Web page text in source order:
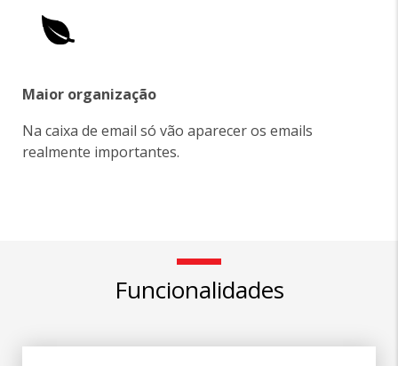
Maior organização
Na caixa de email só vão aparecer os emails
realmente importantes.
Funcionalidades